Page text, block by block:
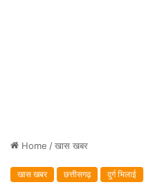
Home /खास खबर
खास खबर छत्तीसगढ़ दुर्ग भिलाई